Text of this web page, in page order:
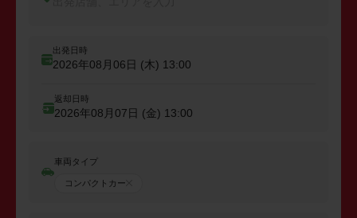
出発日時
2026年08月06日 (木) 13:00
返却日時
2026年08月07日 (金) 13:00
車両タイプ
コンパクトカー